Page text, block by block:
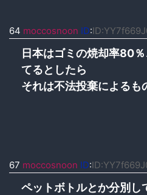
64 moccosnoon ID:
日本はゴミの焼却率80
てるとしたら
それは不法投棄によるも
67 moccosnoon ID:
ペットボトルとか分別し